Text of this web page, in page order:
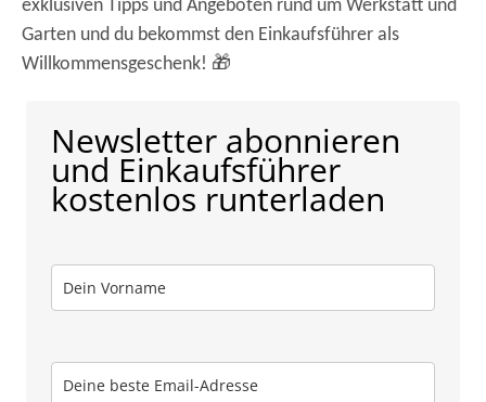
exklusiven Tipps und Angeboten rund um Werkstatt und
Garten und du bekommst den Einkaufsführer als
Willkommensgeschenk! 🎁
Newsletter abonnieren
und Einkaufsführer
kostenlos runterladen